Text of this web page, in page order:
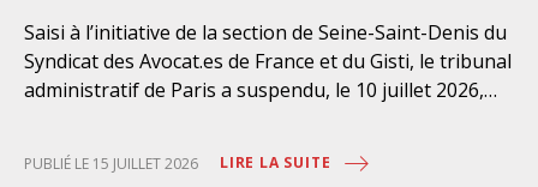
Saisi à l’initiative de la section de Seine-Saint-Denis du
Syndicat des Avocat.es de France et du Gisti, le tribunal
administratif de Paris a suspendu, le 10 juillet 2026,
juridique des étrangers maintenus dans les locaux de
PUBLIÉ LE 15 JUILLET 2026 LIRE LA SUITE